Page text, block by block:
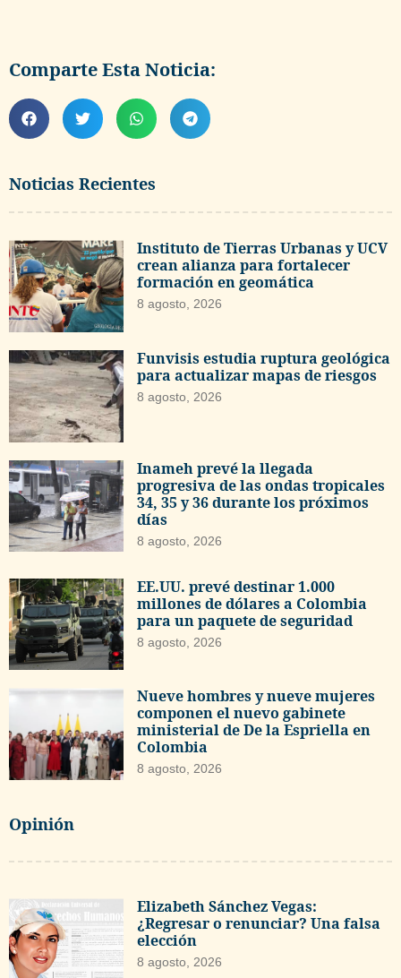
Noticias Recientes
Instituto de Tierras Urbanas y UCV
crean alianza para fortalecer
formación en geomática
8 agosto, 2026
Funvisis estudia ruptura geológica
para actualizar mapas de riesgos
8 agosto, 2026
Inameh prevé la llegada
progresiva de las ondas tropicales
34, 35 y 36 durante los próximos
días
8 agosto, 2026
EE.UU. prevé destinar 1.000
millones de dólares a Colombia
para un paquete de seguridad
8 agosto, 2026
Nueve hombres y nueve mujeres
componen el nuevo gabinete
ministerial de De la Espriella en
Colombia
8 agosto, 2026
Opinión
Elizabeth Sánchez Vegas:
¿Regresar o renunciar? Una falsa
elección
8 agosto, 2026
Comparte Esta Noticia: